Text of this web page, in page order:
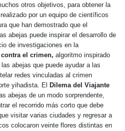
otros objetivos, para obtener la
por un equipo de científicos
que han demostrado que el
abejas puede inspirar el desarrollo de
de investigaciones en la
contra el crimen, algoritmo inspirado
abejas que puede ayudar a las
redes vinculadas al crimen
yihadista. El Dilema del Viajante
abejas de un modo sorprendente,
el recorrido más corto que debe
visitar varias ciudades y regresar a
colocaron veinte flores distintas en